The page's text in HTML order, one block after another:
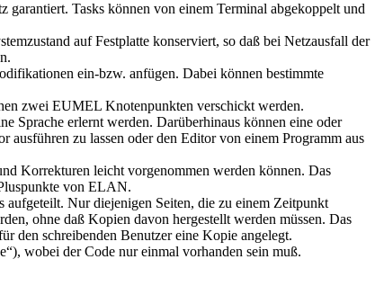
garantiert. Tasks können von einem Terminal abgekoppelt und
auf Festplatte konserviert, so daß bei Netzausfall der
ein-bzw. anfügen. Dabei können bestimmte
zwei EUMEL Knotenpunkten verschickt werden.
Sprache erlernt werden. Darüberhinaus können eine oder
zu lassen oder den Editor von einem Programm aus
Korrekturen leicht vorgenommen werden können. Das
von ELAN.
Nur diejenigen Seiten, die zu einem Zeitpunkt
ohne daß Kopien davon hergestellt werden müssen. Das
den schreibenden Benutzer eine Kopie angelegt.
wobei der Code nur einmal vorhanden sein muß.